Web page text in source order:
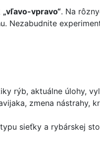
„vľavo-vpravo“. Na
Nezabudnite
rýb, aktuálne úlohy,
zmena nástrahy,
sieťky a rybárskej